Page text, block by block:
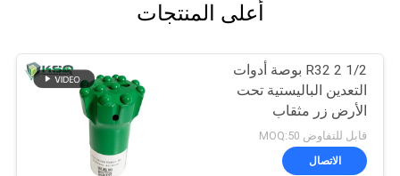
أعلى المنتجات
R32 2 1/2 بوصة أدوات
التعدين الباليستية تحت
الأرض زر مثقاب
قابل للتفاوض MOQ:50
الاتصال